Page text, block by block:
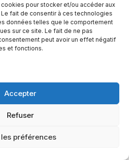
pour stocker et/ou accéder aux
fait de consentir à ces technologies
données telles que le comportement
sur ce site. Le fait de ne pas
peut avoir un effet négatif
et fonctions.
Accepter
Refuser
préférences
Mentions légales